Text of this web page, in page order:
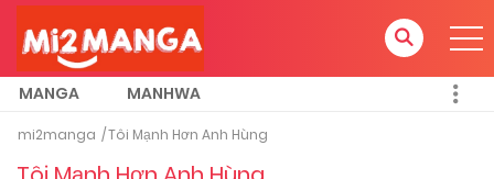
MANGA MANHWA
mi2manga Tôi Mạnh Hơn Anh Hùng